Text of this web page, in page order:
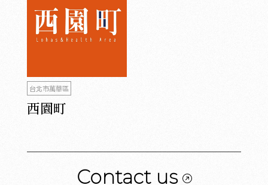
台北市萬華區
西園町
Contact us